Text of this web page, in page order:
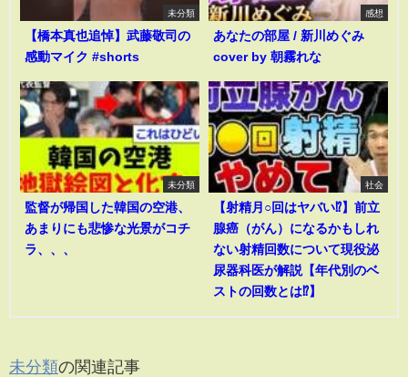
未分類
【橋本真也追悼】武藤敬司の
感動マイク #shorts
感想
あなたの部屋 / 新川めぐみ
cover by 朝霧れな
未分類
監督が帰国した韓国の空港、
あまりにも悲惨な光景がコチ
ラ、、、
社会
【射精月○回はヤバい⁉︎】前立
腺癌（がん）になるかもしれ
ない射精回数について現役泌
尿器科医が解説【年代別のベ
ストの回数とは⁉︎】
未分類の関連記事